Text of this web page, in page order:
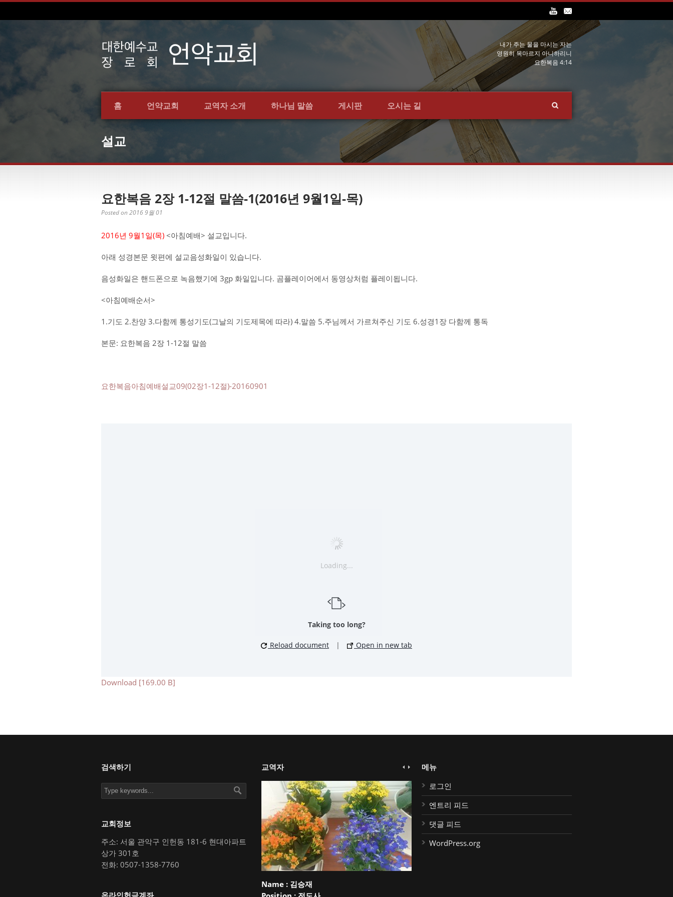
내가 주는 물을 마시는 자는
영원히 목마르지 아니하리니
요한복음 4:14
홈 언약교회 교역자 소개 하나님 말씀 게시판 오시는 길
설교
요한복음 2장 1-12절 말씀-1(2016년 9월1일-목)
Posted on 2016 9월 01
2016년 9월1일(목) <아침예배> 설교입니다.
아래 성경본문 윗편에 설교음성화일이 있습니다.
음성화일은 핸드폰으로 녹음했기에 3gp 화일입니다. 곰플레이어에서 동영상처럼 플레이됩니다.
<아침예배순서>
1.기도 2.찬양 3.다함께 통성기도(그날의 기도제목에 따라) 4.말씀 5.주님께서 가르쳐주신 기도 6.성경1장 다함께 통독
본문: 요한복음 2장 1-12절 말씀
요한복음아침예배설교09(02장1-12절)-20160901
Loading...
Taking too long?
Reload document | Open in new tab
Download [169.00 B]
검색하기
교회정보
주소: 서울 관악구 인헌동 181-6 현대아파트
상가 301호
전화: 0507-1358-7760
온라인헌금계좌
교역자
Name :김승재
메뉴
로그인
엔트리 피드
댓글 피드
WordPress.org